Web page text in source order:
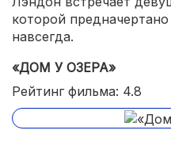
которой
навсегда.
«ДОМ У ОЗЕРА»
Рейтинг фильма: 4.8